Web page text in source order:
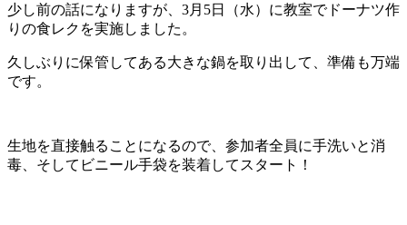
少し前の話になりますが、3月5日（水）に教室でドーナツ作
りの食レクを実施しました。
久しぶりに保管してある大きな鍋を取り出して、準備も万端
です。
生地を直接触ることになるので、参加者全員に手洗いと消
毒、そしてビニール手袋を装着してスタート！